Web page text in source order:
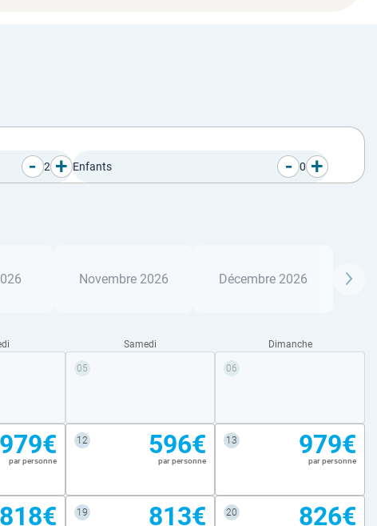
- 2 + Enfants - 0 +
Novembre 2026 Décembre 2026
Samedi Dimanche
05 06
979€
par personne
12 596€
par personne
13 979€
par personne
818€ 19 813€ 20 826€